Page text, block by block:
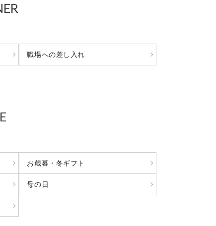
職場への差し入れ
お歳暮・冬ギフト
母の日